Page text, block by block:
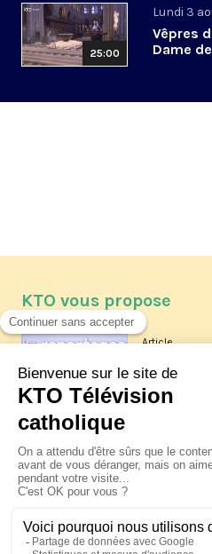
25:00
Lundi 3
Vêpres
Dame
KTO vous propose
Article
Les
La visite
XIV à
jeudi 6 août
Le pape en
Pérou du 6